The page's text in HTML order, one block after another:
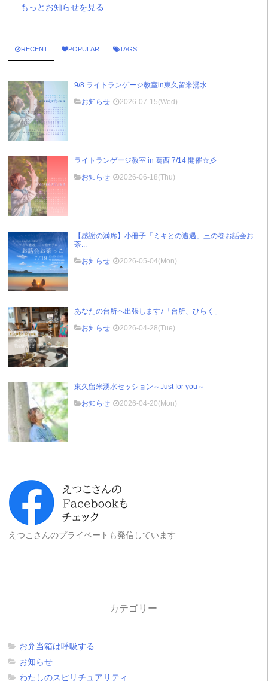
.....もっとお知らせを見る
RECENT POPULAR TAGS
9/8 ライトランゲージ教室in東久留米湧水
お知らせ
2026-07-15(Wed)
ライトランゲージ教室 in 葛西 7/14 開催☆彡
お知らせ
2026-06-18(Thu)
【感謝の満席】小冊子「ミキとの遭遇」三の巻お話会お
茶...
お知らせ
2026-05-04(Mon)
あなたの台所へ出張します♪「台所、ひらく」
お知らせ
2026-04-28(Tue)
東久留米湧水セッション～Just for you～
お知らせ
2026-04-20(Mon)
えつこさんのプライベートも発信しています
カテゴリー
お弁当箱は呼吸する
お知らせ
わたしのスピリチュアリティ